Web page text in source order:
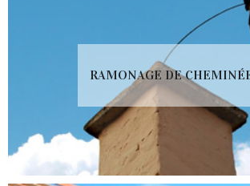
RAMONAGE DE